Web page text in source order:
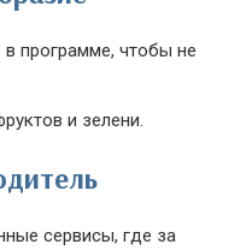
программе, чтобы не
и зелени.
сервисы, где за